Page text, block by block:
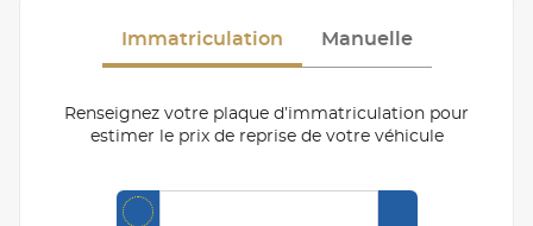
Immatriculation Manuelle
Renseignez votre plaque d’immatriculation pour
estimer le prix de reprise de votre véhicule